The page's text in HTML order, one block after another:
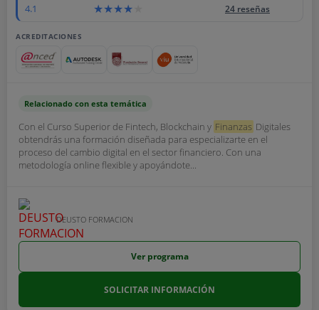
4.1 24 reseñas
ACREDITACIONES
Relacionado con esta temática
Con el Curso Superior de Fintech, Blockchain y Finanzas Digitales
obtendrás una formación diseñada para especializarte en el
proceso del cambio digital en el sector financiero. Con una
metodología online flexible y apoyándote...
DEUSTO FORMACION
Ver programa
SOLICITAR INFORMACIÓN